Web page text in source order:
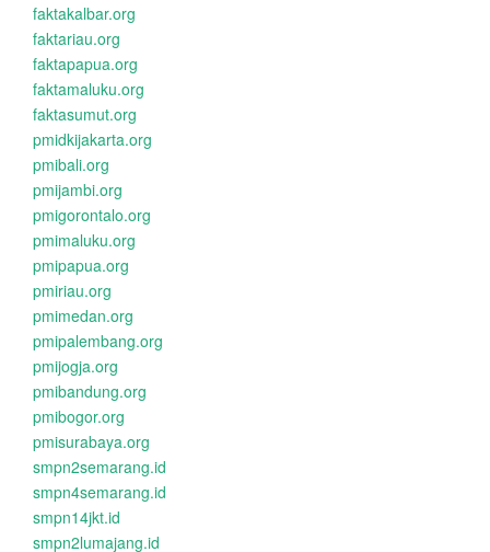
faktakalbar.org
faktariau.org
faktapapua.org
faktamaluku.org
faktasumut.org
pmidkijakarta.org
pmibali.org
pmijambi.org
pmigorontalo.org
pmimaluku.org
pmipapua.org
pmiriau.org
pmimedan.org
pmipalembang.org
pmijogja.org
pmibandung.org
pmibogor.org
pmisurabaya.org
smpn2semarang.id
smpn4semarang.id
smpn14jkt.id
smpn2lumajang.id